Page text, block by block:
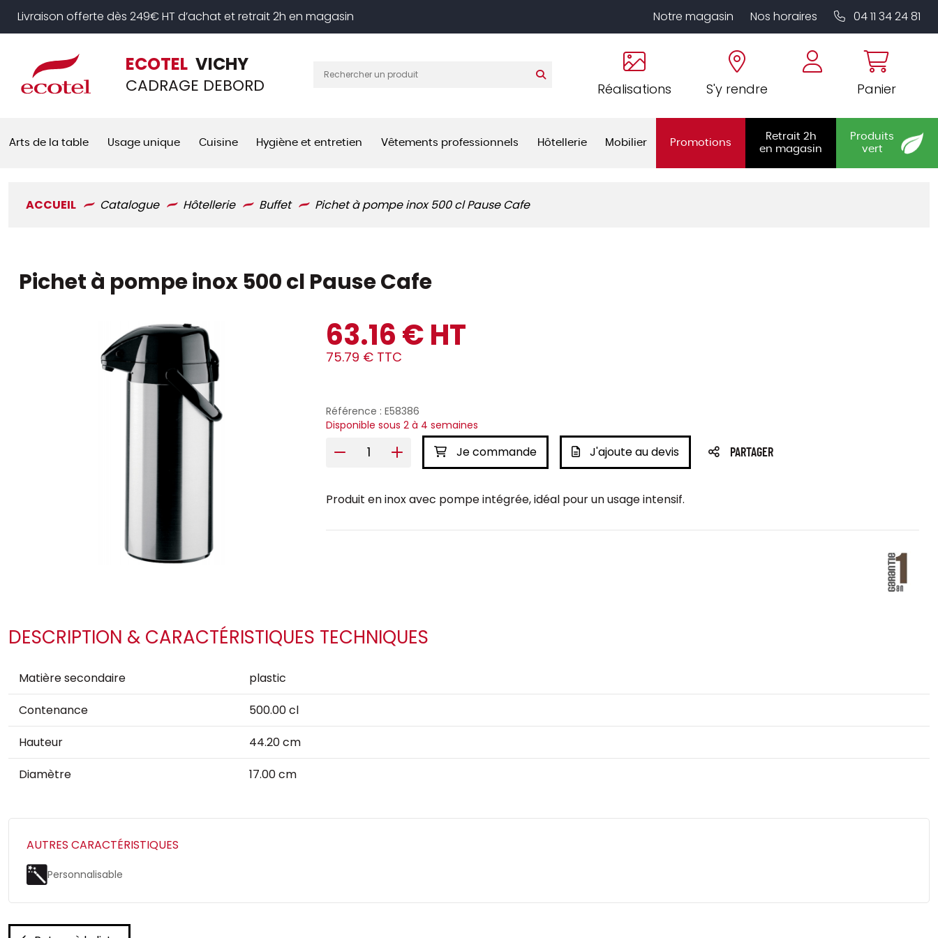
Livraison offerte dès 249€ HT d’achat et retrait 2h en magasin Notre magasin Nos horaires 04 11 34 24 81
ECOTEL VICHY
CADRAGE DEBORD Réalisations S'y rendre Panier
Arts de la table Usage unique Cuisine Hygiène et entretien Vêtements professionnels Hôtellerie Mobilier Promotions
Retrait 2h
en magasin
Produits
vert
ACCUEIL Catalogue Hôtellerie Buffet Pichet à pompe inox 500 cl Pause Cafe
Pichet à pompe inox 500 cl Pause Cafe
63.16 € HT
75.79 € TTC
Référence : E58386
Disponible sous 2 à 4 semaines
Je commande J'ajoute au devis PARTAGER
Produit en inox avec pompe intégrée, idéal pour un usage intensif.
DESCRIPTION & CARACTÉRISTIQUES TECHNIQUES
Matière secondaire
plastic
Contenance
500.00 cl
Hauteur
44.20 cm
Diamètre
17.00 cm
AUTRES CARACTÉRISTIQUES
Personnalisable
Panneau de gestion des cookies